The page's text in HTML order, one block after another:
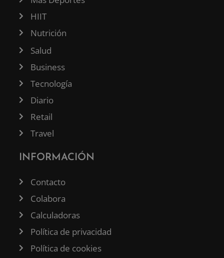
HIIT
Nutrición
Salud
Business
Tecnología
Diario
Retail
Travel
INFORMACIÓN
Contacto
Colabora
Calculadoras
Política de privacidad
Política de cookies